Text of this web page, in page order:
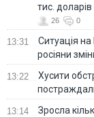
тис.
26 0
13:31
Ситуація
росіяни
13:22
Хусити
13:14
Зросла